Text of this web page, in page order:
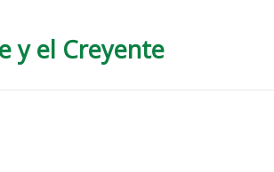
y el Creyente